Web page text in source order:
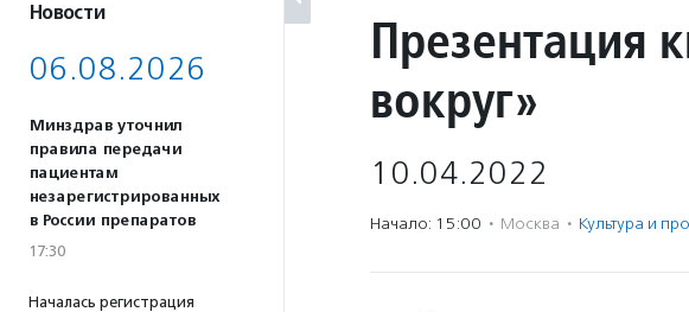
Новости
06.08.2026
Минздрав уточнил
правила передачи
пациентам
незарегистрированных
в России препаратов
17:30
Началась регистрация
Презентация
вокруг»
10.04.2022
Начало: 15:00 · Москва · Культура и